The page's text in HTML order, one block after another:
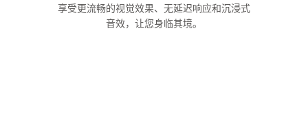
享受更流畅的视觉效果、无延迟响应和沉浸式
音效，让您身临其境。